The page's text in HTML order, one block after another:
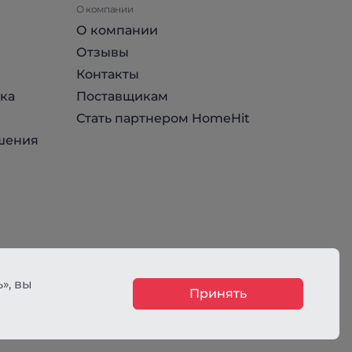
О компании
О компании
Отзывы
Контакты
Поставщикам
Стать партнером HomeHit
вы
Принять